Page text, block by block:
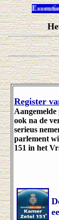
Register
ook na de
serieus
parlement
151 in het